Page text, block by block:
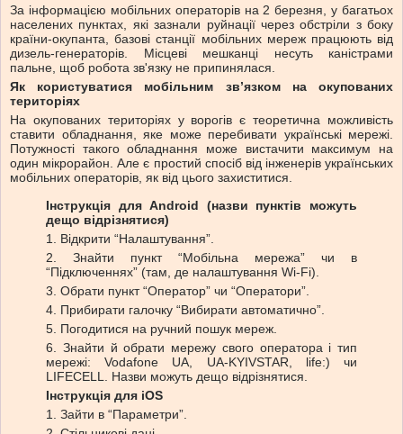
За інформацією мобільних операторів на 2 березня, у багатьох
населених пунктах, які зазнали руйнації через обстріли з боку
країни-окупанта, базові станції мобільних мереж працюють від
дизель-генераторів. Місцеві мешканці несуть каністрами
пальне, щоб робота зв'язку не припинялася.
Як користуватися мобільним зв’язком на окупованих
територіях
На окупованих територіях у ворогів є теоретична можливість
ставити обладнання, яке може перебивати українські мережі.
Потужності такого обладнання може вистачити максимум на
один мікрорайон. Але є простий спосіб від інженерів українських
мобільних операторів, як від цього захиститися.
Інструкція для Android (назви пунктів можуть
дещо відрізнятися)
1. Відкрити “Налаштування”.
2. Знайти пункт “Мобільна мережа” чи в
“Підключеннях” (там, де налаштування Wi-Fi).
3. Обрати пункт “Оператор” чи “Оператори”.
4. Прибирати галочку “Вибирати автоматично”.
5. Погодитися на ручний пошук мереж.
6. Знайти й обрати мережу свого оператора і тип
мережі: Vodafone UA, UA-KYIVSTAR, life:) чи
LIFECELL. Назви можуть дещо відрізнятися.
Інструкція для iOS
1. Зайти в “Параметри”.